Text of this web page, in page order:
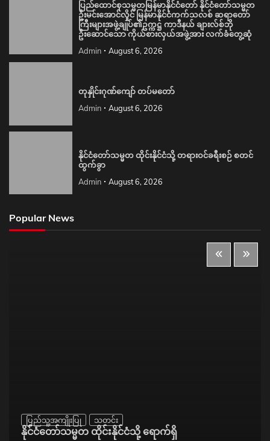
ပြည်ထောင်စုသမ္မတမြန်မာနိုင်ငံတော် နိုင်ငံတော်သမ္မတ
ဦးမင်းအောင်လှိုင် မြန်မာနိုင်ငံကက်သလစ် ဆရာတော်
ကြီးများအဖွဲ့ချုပ်၏ဥက္ကဋ္ဌ ကာဒီနယ် ချားလ်စ်ဘို
ဦးဆောင်သော ကိုယ်စားလှယ်အဖွဲ့အား လက်ခံတွေ့ဆုံ
Admin August 6, 2026
တုနှိုင်းဂုဏ်ကျော် တပ်မတော်
Admin August 6, 2026
နိုင်ငံတော်သမ္မတ ထိုင်းနိုင်ငံသို့ တရားဝင်ခရီးစဉ် စတင်
ထွက်ခွာ
Admin August 6, 2026
Popular News
ပြည်သူ့အကျိုးပြု သတင်း
နိုင်ငံတော်သမ္မတ ထိုင်းနိုင်ငံသို့ ရောက်ရှိ